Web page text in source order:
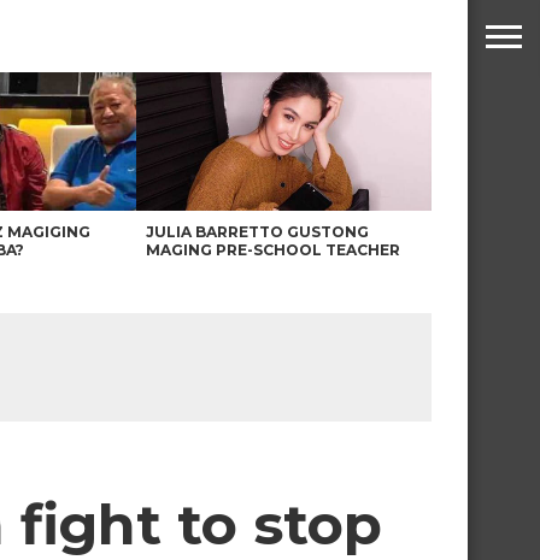
MAGIGING
JULIA BARRETTO GUSTONG
MAGING PRE-SCHOOL TEACHER
fight to stop